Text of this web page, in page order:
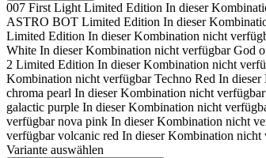
007 First Light Limited Edition In dieser
ASTRO BOT Limited Edition In dieser
Limited Edition In dieser Kombination nicht
White In dieser Kombination nicht verfügbar God
2 Limited Edition In dieser Kombination nicht
Kombination nicht verfügbar Techno Red In dieser
chroma pearl In dieser Kombination nicht verfügbar
galactic purple In dieser Kombination nicht
verfügbar nova pink In dieser Kombination nicht
verfügbar volcanic red In dieser Kombination nicht
Variante auswählen